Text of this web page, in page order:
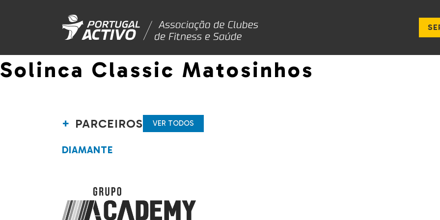
Solinca Classic Matosinhos
PARCEIROS VER TODOS
DIAMANTE